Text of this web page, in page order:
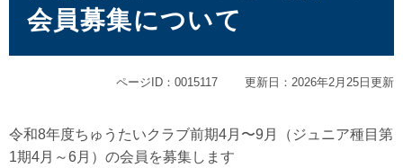
会員募集について
ページID：0015117 更新日：2026年2月25日更新
令和8年度ちゅうたいクラブ前期4月〜9月（ジュニア種目第
1期4月～6月）の会員を募集します